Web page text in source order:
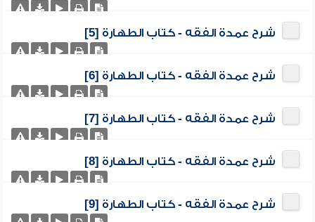
شرح عمدة الفقه - كتاب الطهارة [5]
شرح عمدة الفقه - كتاب الطهارة [6]
شرح عمدة الفقه - كتاب الطهارة [7]
شرح عمدة الفقه - كتاب الطهارة [8]
شرح عمدة الفقه - كتاب الطهارة [9]